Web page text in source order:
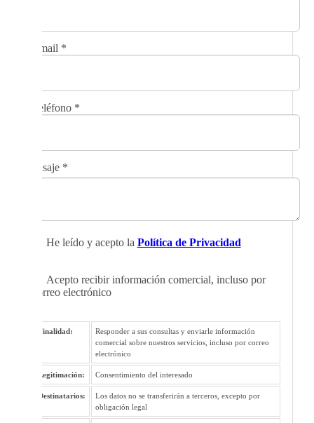
Email *
Teléfono *
Mensaje *
He leído y acepto la Política de Privacidad
Acepto recibir información comercial, incluso por
correo electrónico
Finalidad:
Responder a sus consultas y enviarle información
comercial sobre nuestros servicios, incluso por correo
electrónico
Legitimación: Consentimiento del interesado
Destinatarios:
Los datos no se transferirán a terceros, excepto por
obligación legal